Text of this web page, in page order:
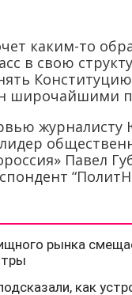
каким-то
в свою
широчайшими
Павел